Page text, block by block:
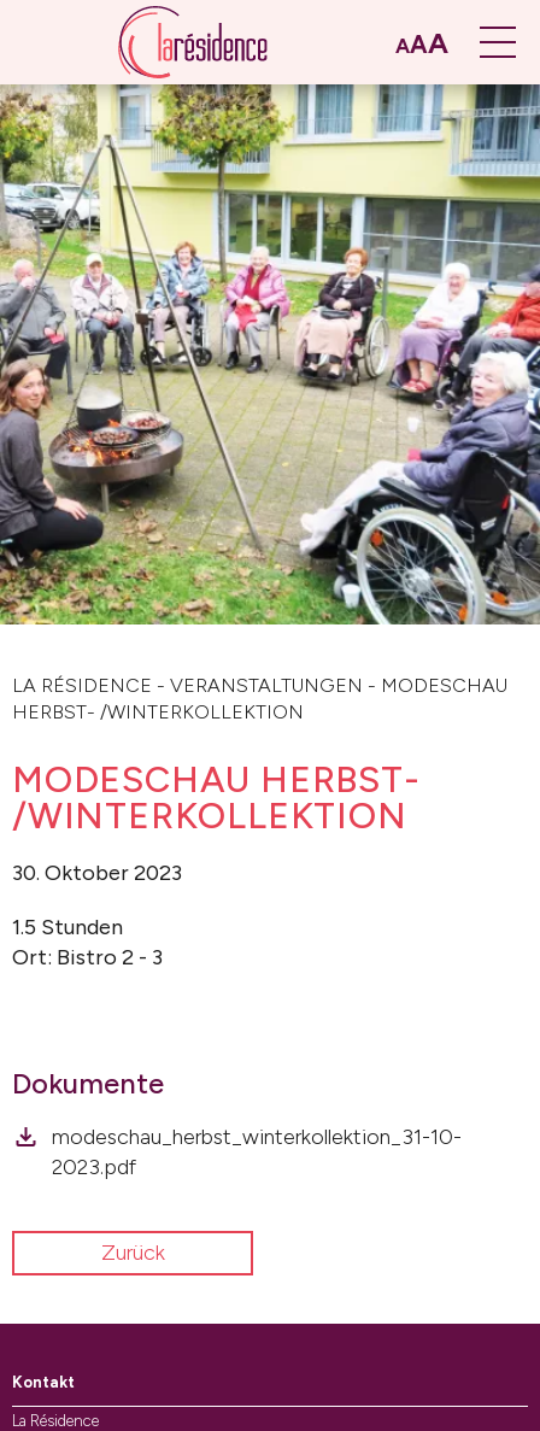
AAA
LA RÉSIDENCE - VERANSTALTUNGEN - MODESCHAU
HERBST- /WINTERKOLLEKTION
MODESCHAU HERBST-
/WINTERKOLLEKTION
30. Oktober 2023
1.5 Stunden
Ort: Bistro 2 - 3
Dokumente
modeschau_herbst_winterkollektion_31-10-
2023.pdf
Zurück
Kontakt
La Résidence